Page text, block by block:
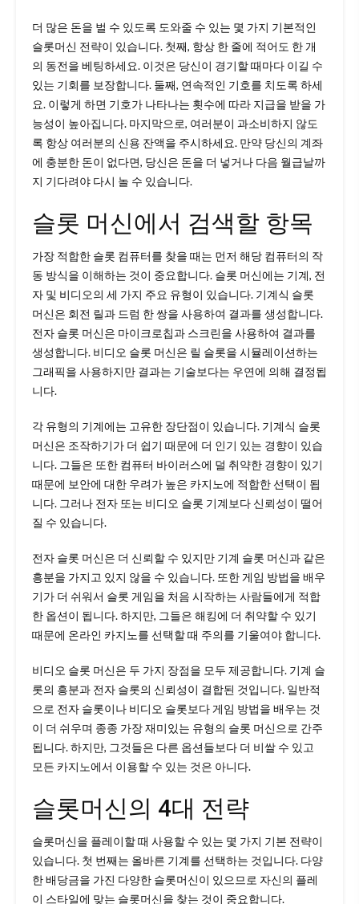
더 많은 돈을 벌 수 있도록 도와줄 수 있는 몇 가지 기본적인
슬롯머신 전략이 있습니다. 첫째, 항상 한 줄에 적어도 한 개
의 동전을 베팅하세요. 이것은 당신이 경기할 때마다 이길 수
있는 기회를 보장합니다. 둘째, 연속적인 기호를 치도록 하세
요. 이렇게 하면 기호가 나타나는 횟수에 따라 지급을 받을 가
능성이 높아집니다. 마지막으로, 여러분이 과소비하지 않도
록 항상 여러분의 신용 잔액을 주시하세요. 만약 당신의 계좌
에 충분한 돈이 없다면, 당신은 돈을 더 넣거나 다음 월급날까
지 기다려야 다시 놀 수 있습니다.
슬롯 머신에서 검색할 항목
가장 적합한 슬롯 컴퓨터를 찾을 때는 먼저 해당 컴퓨터의 작
동 방식을 이해하는 것이 중요합니다. 슬롯 머신에는 기계, 전
자 및 비디오의 세 가지 주요 유형이 있습니다. 기계식 슬롯
머신은 회전 릴과 드럼 한 쌍을 사용하여 결과를 생성합니다.
전자 슬롯 머신은 마이크로칩과 스크린을 사용하여 결과를
생성합니다. 비디오 슬롯 머신은 릴 슬롯을 시뮬레이션하는
그래픽을 사용하지만 결과는 기술보다는 우연에 의해 결정됩
니다.
각 유형의 기계에는 고유한 장단점이 있습니다. 기계식 슬롯
머신은 조작하기가 더 쉽기 때문에 더 인기 있는 경향이 있습
니다. 그들은 또한 컴퓨터 바이러스에 덜 취약한 경향이 있기
때문에 보안에 대한 우려가 높은 카지노에 적합한 선택이 됩
니다. 그러나 전자 또는 비디오 슬롯 기계보다 신뢰성이 떨어
질 수 있습니다.
전자 슬롯 머신은 더 신뢰할 수 있지만 기계 슬롯 머신과 같은
흥분을 가지고 있지 않을 수 있습니다. 또한 게임 방법을 배우
기가 더 쉬워서 슬롯 게임을 처음 시작하는 사람들에게 적합
한 옵션이 됩니다. 하지만, 그들은 해킹에 더 취약할 수 있기
때문에 온라인 카지노를 선택할 때 주의를 기울여야 합니다.
비디오 슬롯 머신은 두 가지 장점을 모두 제공합니다. 기계 슬
롯의 흥분과 전자 슬롯의 신뢰성이 결합된 것입니다. 일반적
으로 전자 슬롯이나 비디오 슬롯보다 게임 방법을 배우는 것
이 더 쉬우며 종종 가장 재미있는 유형의 슬롯 머신으로 간주
됩니다. 하지만, 그것들은 다른 옵션들보다 더 비쌀 수 있고
모든 카지노에서 이용할 수 있는 것은 아니다.
슬롯머신의 4대 전략
슬롯머신을 플레이할 때 사용할 수 있는 몇 가지 기본 전략이
있습니다. 첫 번째는 올바른 기계를 선택하는 것입니다. 다양
한 배당금을 가진 다양한 슬롯머신이 있으므로 자신의 플레
이 스타일에 맞는 슬롯머신을 찾는 것이 중요합니다.